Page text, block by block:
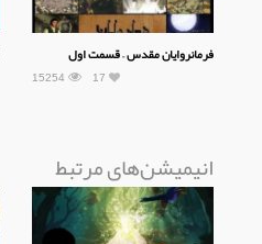
فرمانروایان مقدس – قسمت اول
15254 17
انیمیشن‌های مرتبط